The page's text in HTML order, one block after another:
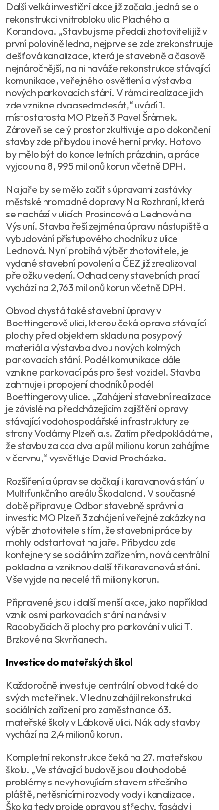
Další velká investiční akce již začala, jedná se o
rekonstrukci vnitrobloku ulic Plachého a
Korandova. „Stavbu jsme předali zhotoviteli již v
první polovině ledna, nejprve se zde zrekonstruuje
dešťová kanalizace, která je stavebně a časově
nejnáročnější, na ni naváže rekonstrukce stávající
komunikace, veřejného osvětlení a výstavba
nových parkovacích stání. V rámci realizace jich
zde vznikne dvaasedmdesát,“ uvádí 1.
místostarosta MO Plzeň 3 Pavel Šrámek.
Zároveň se celý prostor zkultivuje a po dokončení
stavby zde přibydou i nové herní prvky. Hotovo
by mělo být do konce letních prázdnin, a práce
vyjdou na 8, 995 milionů korun včetně DPH.
Na jaře by se mělo začít s úpravami zastávky
městské hromadné dopravy Na Rozhraní, která
se nachází v ulicích Prosincová a Lednová na
Výsluní. Stavba řeší zejména úpravu nástupiště a
vybudování přístupového chodníku z ulice
Lednová. Nyní probíhá výběr zhotovitele, je
vydané stavební povolení a ČEZ již zrealizoval
přeložku vedení. Odhad ceny stavebních prací
vychází na 2,763 milionů korun včetně DPH.
Obvod chystá také stavební úpravy v
Boettingerově ulici, kterou čeká oprava stávající
plochy před objektem skladu na posypový
materiál a výstavba dvou nových kolmých
parkovacích stání. Podél komunikace dále
vznikne parkovací pás pro šest vozidel. Stavba
zahrnuje i propojení chodníků podél
Boettingerovy ulice. „Zahájení stavební realizace
je závislé na předcházejícím zajištění opravy
stávající vodohospodářské infrastruktury ze
strany Vodárny Plzeň a.s. Zatím předpokládáme,
že stavbu za cca dva a půl milionu korun zahájíme
v červnu,“ vysvětluje David Procházka.
Rozšíření a úprav se dočkají i karavanová stání u
Multifunkčního areálu Škodaland. V současné
době připravuje Odbor stavebně správní a
investic MO Plzeň 3 zahájení veřejné zakázky na
výběr zhotovitele s tím, že stavební práce by
mohly odstartovat na jaře. Přibydou zde
kontejnery se sociálním zařízením, nová centrální
pokladna a vzniknou další tři karavanová stání.
Vše vyjde na necelé tři miliony korun.
Připravené jsou i další menší akce, jako například
vznik osmi parkovacích stání na návsi v
Radobyčicích či plochy pro parkování v ulici T.
Brzkové na Skvrňanech.
Investice do mateřských škol
Každoročně investuje centrální obvod také do
svých mateřinek. V lednu zahájil rekonstrukci
sociálních zařízení pro zaměstnance 63.
mateřské školy v Lábkově ulici. Náklady stavby
vychází na 2,4 milionů korun.
Kompletní rekonstrukce čeká na 27. mateřskou
školu. „Ve stávající budově jsou dlouhodobé
problémy s nevyhovujícím stavem střešního
pláště, netěsnícími rozvody vody i kanalizace.
Školka tedy projde opravou střechy, fasády i